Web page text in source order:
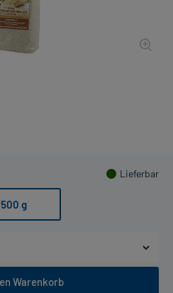
Lieferbar
500 g
Warenkorb